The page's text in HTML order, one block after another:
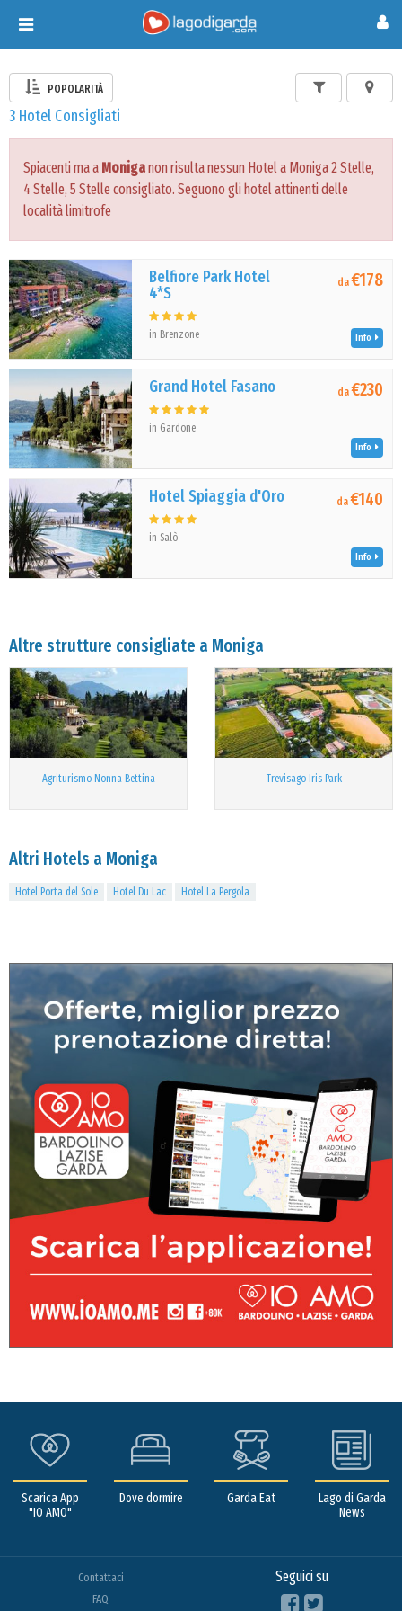
Toggle
navigation
POPOLARITÀ
3 Hotel Consigliati
Spiacenti ma a Moniganon risulta nessun Hotel a Moniga 2 Stelle,
4 Stelle, 5 Stelle consigliato. Seguono gli hotel attinenti delle
località limitrofe
Belfiore Park Hotel
4*S
in Brenzone
da€178
Info
Grand Hotel Fasano
in Gardone
da€230
Info
Hotel Spiaggia d'Oro
in Salò
da€140
Info
Altre strutture consigliate a Moniga
Agriturismo Nonna Bettina Trevisago Iris Park
Altri Hotels a Moniga
Hotel Porta del Sole Hotel Du Lac Hotel La Pergola
Scarica App
"IO AMO"
Dove dormire Garda Eat
Lago di Garda
News
Contattaci
FAQ
Seguici su